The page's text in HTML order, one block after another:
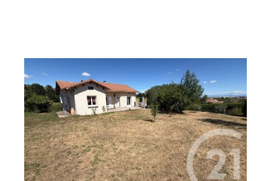
PEAUGRES 07
163,20 m2, 4 pièces
Ref : 5285
Maison à vendre
299 000 €
PEAUGRES - Secteur prisé avec vue - Villa de